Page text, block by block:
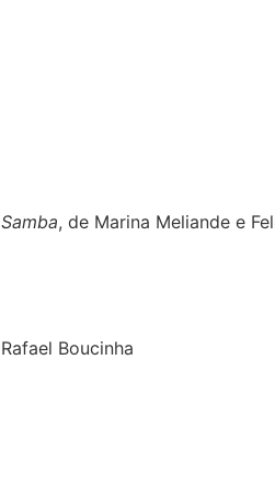
, de Marina Meliande e
Boucinha